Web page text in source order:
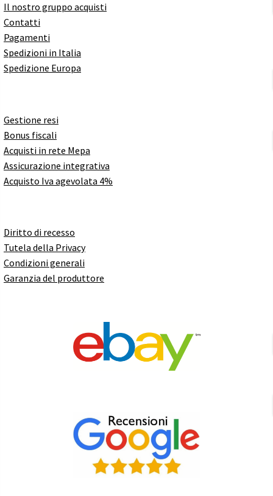
Il nostro gruppo acquisti
Contatti
Pagamenti
Spedizioni in Italia
Spedizione Europa
Gestione resi
Bonus fiscali
Acquisti in rete Mepa
Assicurazione integrativa
Acquisto Iva agevolata 4%
Diritto di recesso
Tutela della Privacy
Condizioni generali
Garanzia del produttore